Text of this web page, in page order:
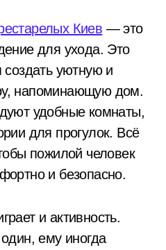
Киев — это
для ухода. Это
создать уютную и
напоминающую дом.
удобные комнаты,
для прогулок. Всё
пожилой человек
и безопасно.
и активность.
ему иногда